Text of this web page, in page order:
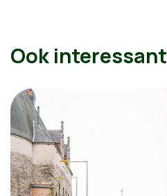
Ook interessant